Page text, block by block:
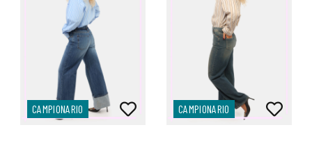
CAMPIONARIO CAMPIONARIO